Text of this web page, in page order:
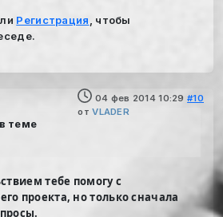
Регистрация
, чтобы
04 фев 2014 10:29 #10
отVLADER
теме
тебе помогу с
проекта, но только сначала